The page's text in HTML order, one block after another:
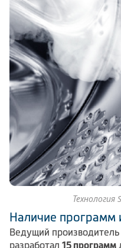
Технология
Наличие программ
Ведущий
разработал 15 программ